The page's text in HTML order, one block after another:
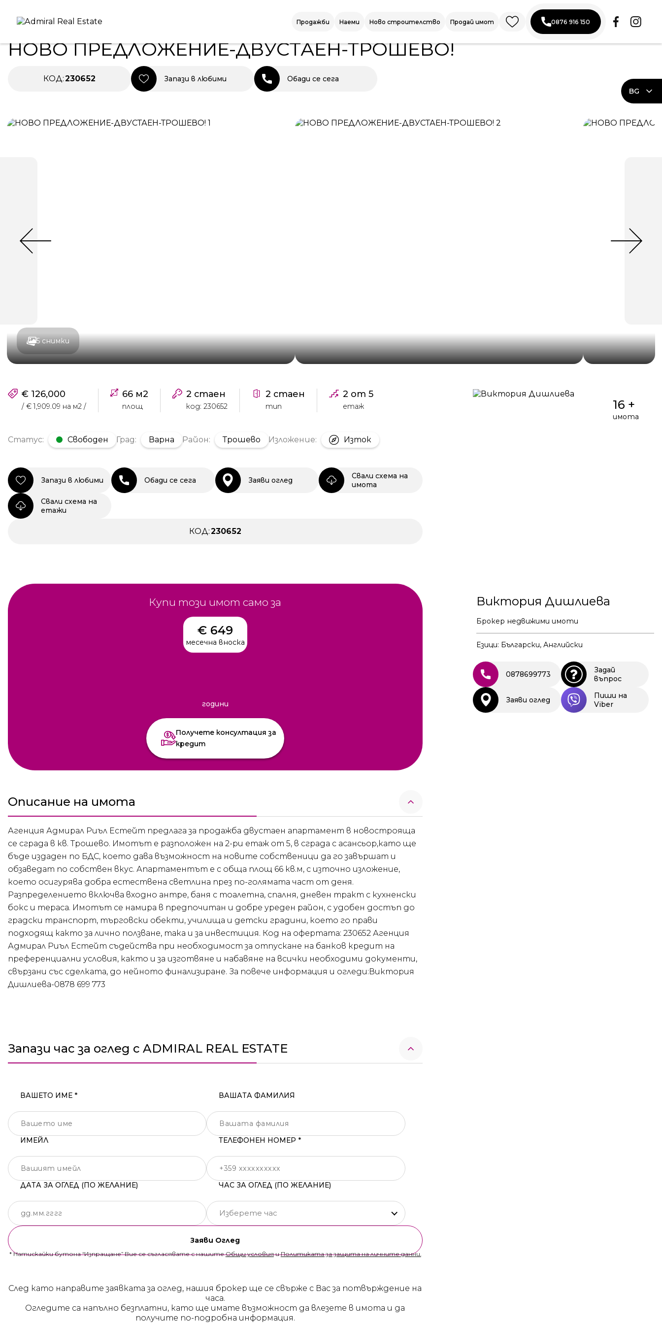
Продажби Наеми Ново строителство Продай имот 0876 916 150
BG
ПРОДАВА
НОВО ПРЕДЛОЖЕНИЕ-ДВУСТАЕН-ТРОШЕВО!
КОД:230652 Запази в любими Обади се сега
5 снимки
€ 126,000
/ € 1,909.09 на м2 /
66 м2
площ
2 стаен
код: 230652
2 стаен
тип
2 от 5
етаж
Статус: Свободен Град: Варна Район: Трошево Изложение: Изток
Запази в любими Обади се сега Заяви оглед
Свали схема на
имота
Свали схема на
етажи
КОД:230652
Купи този имот само за
€ 649
месечна вноска
години
Получете консултация за
кредит
Описание на имота
Агенция Адмирал Риъл Естейт предлага за продажба двустаен апартамент в новострояща
се сграда в кв. Трошево. Имотът е разположен на 2-ри етаж от 5, в сграда с асансьор,като ще
бъде издаден по БДС, което дава възможност на новите собственици да го завършат и
обзаведат по собствен вкус. Апартаментът е с обща площ 66 кв.м, с източно изложение,
което осигурява добра естествена светлина през по-голямата част от деня.
Разпределението включва входно антре, баня с тоалетна, спалня, дневен тракт с кухненски
бокс и тераса. Имотът се намира в предпочитан и добре уреден район, с удобен достъп до
градски транспорт, търговски обекти, училища и детски градини, което го прави
подходящ както за лично ползване, така и за инвестиция. Код на офертата: 230652 Агенция
Адмирал Риъл Естейт съдейства при необходимост за отпускане на банков кредит на
преференциални условия, както и за изготвяне и набавяне на всички необходими документи,
свързани със сделката, до нейното финализиране. За повече информация и огледи:Виктория
Дишлиева-0878 699 773
Запази час за оглед с ADMIRAL REAL ESTATE
ВАШЕТО ИМЕ * ВАШАТА ФАМИЛИЯ
ИМЕЙЛ ТЕЛЕФОНЕН НОМЕР *
ДАТА ЗА ОГЛЕД (ПО ЖЕЛАНИЕ) ЧАС ЗА ОГЛЕД (ПО ЖЕЛАНИЕ)
Изберете час
Заяви Оглед
* Натискайки бутона “Изпращане” Вие се съгласявате с нашитеОбщи условияиПолитиката за защита на личните данни.
След като направите заявката за оглед, нашия брокер ще се свърже с Вас за потвърждение на
часа.
Огледите са напълно безплатни, като ще имате възможност да влезете в имота и да
получите по-подробна информация.
16 +
имота
Виктория Дишлиева
Брокер недвижими имоти
Езици: Български, Английски
0878699773
Задай
въпрос
Заяви оглед
Пиши на
Viber